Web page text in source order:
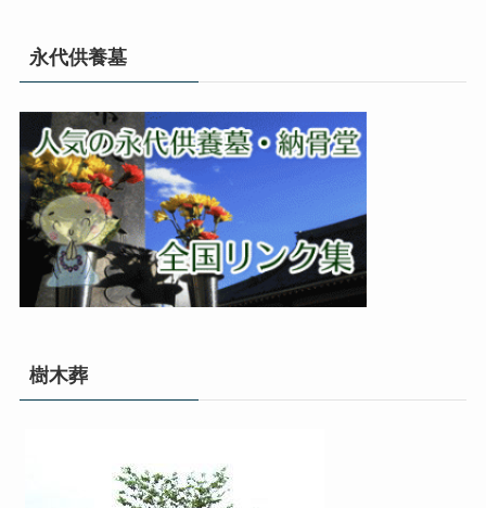
永代供養墓
樹木葬